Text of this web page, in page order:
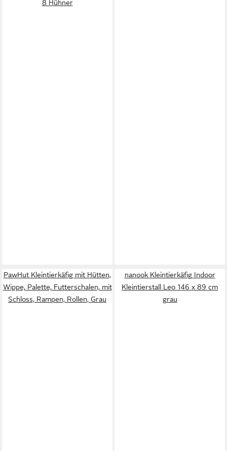
8 Hühner
PawHut Kleintierkäfig mit Hütten,
Wippe, Palette, Futterschalen, mit
Schloss, Rampen, Rollen, Grau
nanook Kleintierkäfig Indoor
Kleintierstall Leo 146 x 89 cm
grau